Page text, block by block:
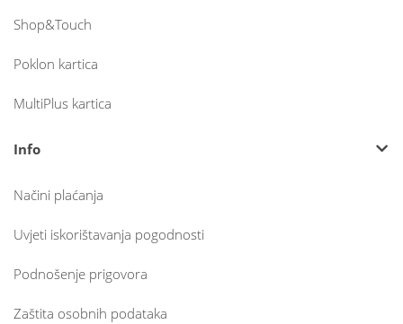
Shop&Touch
Poklon kartica
MultiPlus kartica
Info
Načini plaćanja
Uvjeti iskorištavanja pogodnosti
Podnošenje prigovora
Zaštita osobnih podataka